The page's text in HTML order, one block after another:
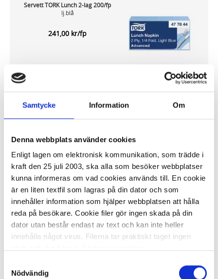
Samtycke Information Om
Denna webbplats använder cookies
Enligt lagen om elektronisk kommunikation, som trädde i
kraft den 25 juli 2003, ska alla som besöker webbplatser
kunna informeras om vad cookies används till. En cookie
är en liten textfil som lagras på din dator och som
innehåller information som hjälper webbplatsen att hålla
reda på besökare. Cookie filer gör ingen skada på din
dator utan består endast av text och kan inte heller
innehålla något virus. Filerna tar praktiskt taget ingen
Den ena typen sparar en fil permanent på din dator,
Nödvändig
Servett TORK Lunch 2-lag 200/fp
lj.blå
241,00 kr/fp
I lager 203 fp ca 1-2 dagar
- + KÖP
Servett TORK Lunch 2-lag 200/fp
m.grön
241,00 kr/fp
I lager 376 fp ca 1-2 dagar